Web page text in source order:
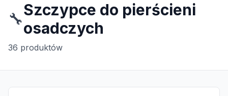
🔧Szczypce do pierścieni
osadczych
36 produktów